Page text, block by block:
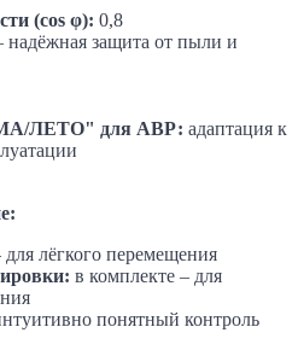
(cos φ): 0,8
надёжная защита от пыли и
ЛЕТО" для АВР: адаптация к
для лёгкого перемещения
в комплекте – для
понятный контроль